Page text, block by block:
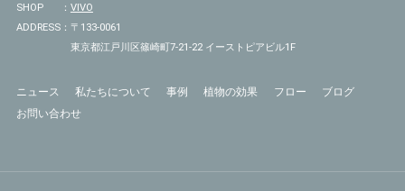
SHOP ： VIVO
ADDRESS： 〒133-0061
東京都江戸川区篠崎町7-21-22 イーストピアビル1F
ニュース 私たちについて 事例 植物の効果 フロー
ブログ
お問い合わせ